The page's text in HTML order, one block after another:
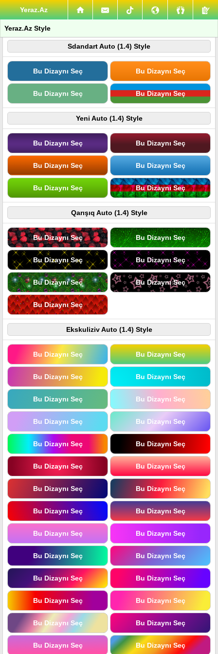
Yeraz.Az
Yeraz.Az Style
Sdandart Auto (1.4) Style
Bu Dizaynı Seç Bu Dizaynı Seç
Bu Dizaynı Seç Bu Dizaynı Seç
Yeni Auto (1.4) Style
Bu Dizaynı Seç Bu Dizaynı Seç
Bu Dizaynı Seç Bu Dizaynı Seç
Bu Dizaynı Seç Bu Dizaynı Seç
Qarışıq Auto (1.4) Style
Bu Dizaynı Seç Bu Dizaynı Seç
Bu Dizaynı Seç Bu Dizaynı Seç
Bu Dizaynı Seç Bu Dizaynı Seç
Bu Dizaynı Seç
Ekskuliziv Auto (1.4) Style
Bu Dizaynı Seç Bu Dizaynı Seç
Bu Dizaynı Seç Bu Dizaynı Seç
Bu Dizaynı Seç Bu Dizaynı Seç
Bu Dizaynı Seç Bu Dizaynı Seç
Bu Dizaynı Seç Bu Dizaynı Seç
Bu Dizaynı Seç Bu Dizaynı Seç
Bu Dizaynı Seç Bu Dizaynı Seç
Bu Dizaynı Seç Bu Dizaynı Seç
Bu Dizaynı Seç Bu Dizaynı Seç
Bu Dizaynı Seç Bu Dizaynı Seç
Bu Dizaynı Seç Bu Dizaynı Seç
Bu Dizaynı Seç Bu Dizaynı Seç
Bu Dizaynı Seç Bu Dizaynı Seç
Bu Dizaynı Seç Bu Dizaynı Seç